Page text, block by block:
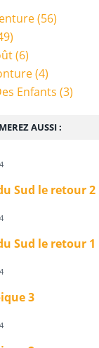
AUSSI :
Sud le retour 2
Sud le retour 1
3
(56)
(6)
(4)
Enfants (3)